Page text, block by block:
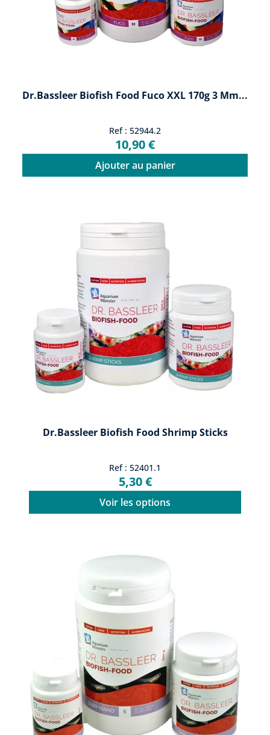
Dr.Bassleer Biofish Food Fuco XXL 170g 3 Mm...
Ref : 52944.2
10,90 €
Ajouter au panier
Dr.Bassleer Biofish Food Shrimp Sticks
Ref : 52401.1
5,30 €
Voir les options